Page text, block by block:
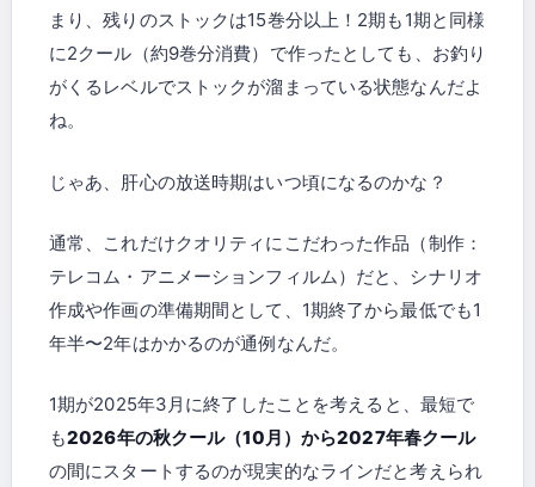
まり、残りのストックは15巻分以上！2期も1期と同様
に2クール（約9巻分消費）で作ったとしても、お釣り
がくるレベルでストックが溜まっている状態なんだよ
ね。
じゃあ、肝心の放送時期はいつ頃になるのかな？
通常、これだけクオリティにこだわった作品（制作：
テレコム・アニメーションフィルム）だと、シナリオ
作成や作画の準備期間として、1期終了から最低でも1
年半〜2年はかかるのが通例なんだ。
1期が2025年3月に終了したことを考えると、最短で
も2026年の秋クール（10月）から2027年春クール
の間にスタートするのが現実的なラインだと考えられ